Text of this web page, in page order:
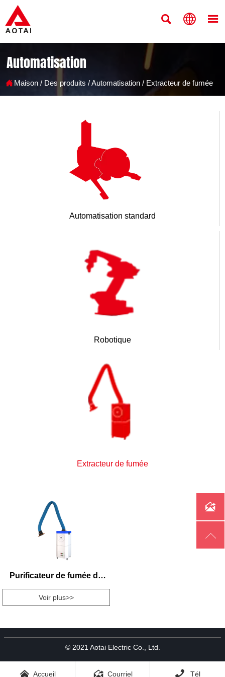
  
Automatisation
Maison / Des produits /Automatisation / Extracteur de fumée
Automatisation standard
Robotique
Extracteur de fumée
Purificateur de fumée de
Voir plus>>
© 2021 Aotai Electric Co., Ltd.
 Accueil  Courriel  Tél

